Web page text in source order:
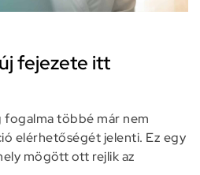
fejezete itt
fogalma többé már nem
elérhetőségét jelenti. Ez egy
mögött ott rejlik az